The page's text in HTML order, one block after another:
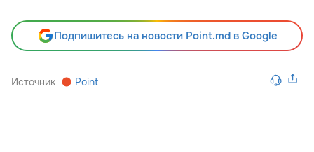
Подпишитесь на новости Point.md в Google
Источник Point